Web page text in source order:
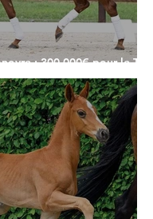
: 300.000€ pour le Top